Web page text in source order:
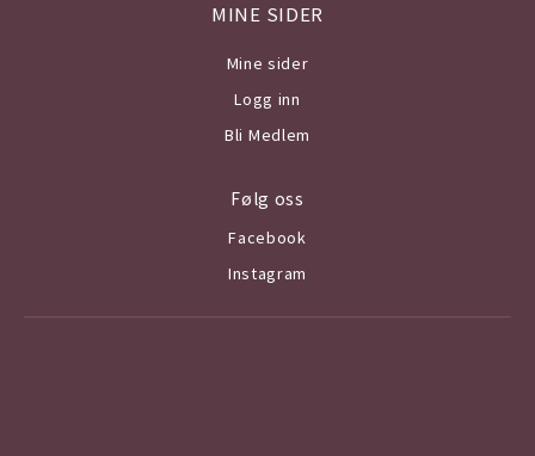
MINE SIDER
Mine sider
Logg inn
Bli Medlem
Følg oss
Facebook
Instagram